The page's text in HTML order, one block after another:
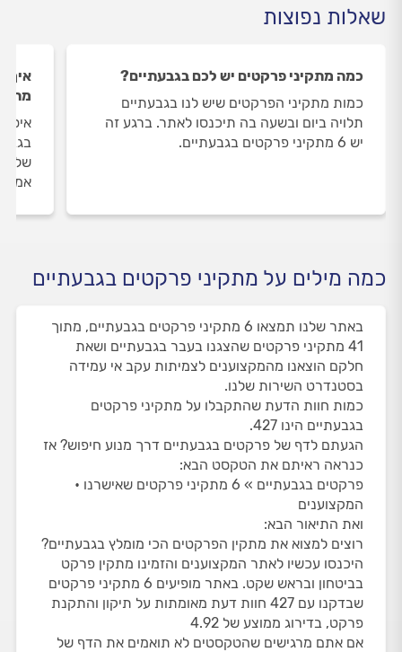
שאלות נפוצות
כמה מתקיני פרקטים יש לכם בגבעתיים?
כמות מתקיני הפרקטים שיש לנו בגבעתיים
תלויה ביום ובשעה בה תיכנסו לאתר. ברגע זה
יש 6 מתקיני פרקטים בגבעתיים.
איך
כמה מילים על מתקיני פרקטים בגבעתיים
באתר שלנו תמצאו 6 מתקיני פרקטים בגבעתיים, מתוך
41 מתקיני פרקטים שהצגנו בעבר בגבעתיים ושאת
חלקם הוצאנו מהמקצוענים לצמיתות עקב אי עמידה
בסטנדרט השירות שלנו.
כמות חוות הדעת שהתקבלו על מתקיני פרקטים
בגבעתיים הינו 427.
הגעתם לדף של פרקטים בגבעתיים דרך מנוע חיפוש? אז
כנראה ראיתם את הטקסט הבא:
פרקטים בגבעתיים » 6 מתקיני פרקטים שאישרנו •
המקצוענים
ואת התיאור הבא:
רוצים למצוא את מתקין הפרקטים הכי מומלץ בגבעתיים?
היכנסו עכשיו לאתר המקצוענים והזמינו מתקין פרקט
בביטחון ובראש שקט. באתר מופיעים 6 מתקיני פרקטים
שבדקנו עם 427 חוות דעת מאומתות על תיקון והתקנת
פרקט, בדירוג ממוצע של 4.92
אם אתם מרגישים שהטקסטים לא תואמים את הדף של